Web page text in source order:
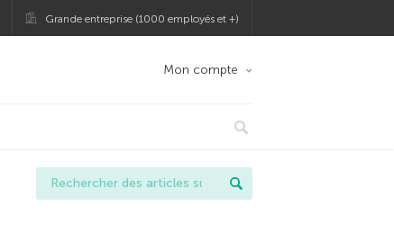
Grande entreprise (1000 employés et +)
Mon compte